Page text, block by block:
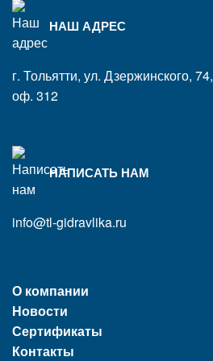
НАШ АДРЕС
г. Тольятти, ул. Дзержинского, 74,
оф. 312
НАПИСАТЬ НАМ
info@tl-gidravlika.ru
О компании
Новости
Сертификаты
Контакты